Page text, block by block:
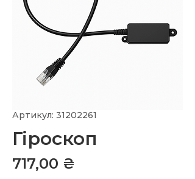
Артикул: 31202261
Гіроскоп
717,00 ₴